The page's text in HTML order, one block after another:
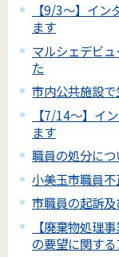
【9/3～】イ
ます
マルシェデビ
た
市内公共施設
【7/14～】イ
ます
職員の処分につ
小美玉市職員
市職員の起訴
【廃棄物処理
の要望に関す